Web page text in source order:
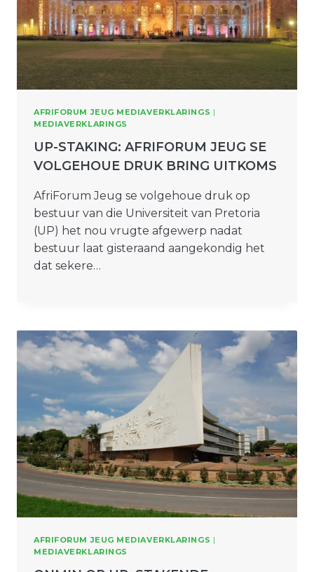
AFRIFORUM JEUG MEDIAVERKLARINGS |
MEDIAVERKLARINGS
UP-STAKING: AFRIFORUM JEUG SE
VOLGEHOUE DRUK BRING UITKOMS
AfriForum Jeug se volgehoue druk op
bestuur van die Universiteit van Pretoria
(UP) het nou vrugte afgewerp nadat
bestuur laat gisteraand aangekondig het
dat sekere…
AFRIFORUM JEUG MEDIAVERKLARINGS |
MEDIAVERKLARINGS